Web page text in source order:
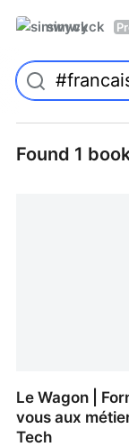
simwyck
Found 1
Le Wagon |
vous aux
Tech